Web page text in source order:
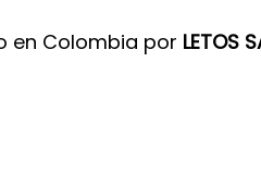
en Colombia por LETOS